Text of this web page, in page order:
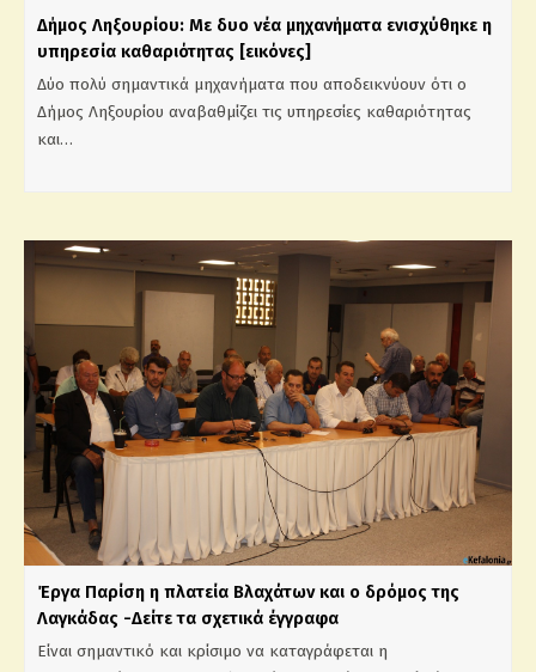
Δήμος Ληξουρίου: Με δυο νέα μηχανήματα ενισχύθηκε η
υπηρεσία καθαριότητας [εικόνες]
Δύο πολύ σημαντικά μηχανήματα που αποδεικνύουν ότι ο
Δήμος Ληξουρίου αναβαθμίζει τις υπηρεσίες καθαριότητας
και…
Έργα Παρίση η πλατεία Βλαχάτων και ο δρόμος της
Λαγκάδας -Δείτε τα σχετικά έγγραφα
Είναι σημαντικό και κρίσιμο να καταγράφεται η